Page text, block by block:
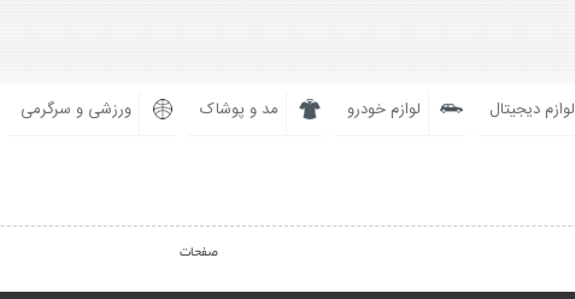
لوازم دیجیتال لوازم خودرو مد و پوشاک ورزشی و سرگرمی
صفحات